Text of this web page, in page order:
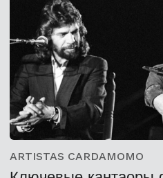
ARTISTAS CARDAMOMO